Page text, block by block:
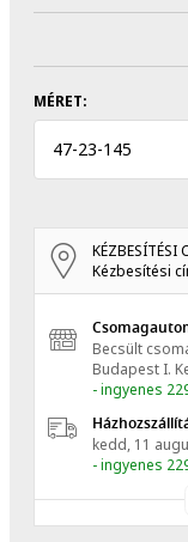
MÉRET:
47-23-145
KÉZBESÍTÉSI
Kézbesítési
Becsült
Budapest I.
- ingyenes
kedd, 11
- ingyenes